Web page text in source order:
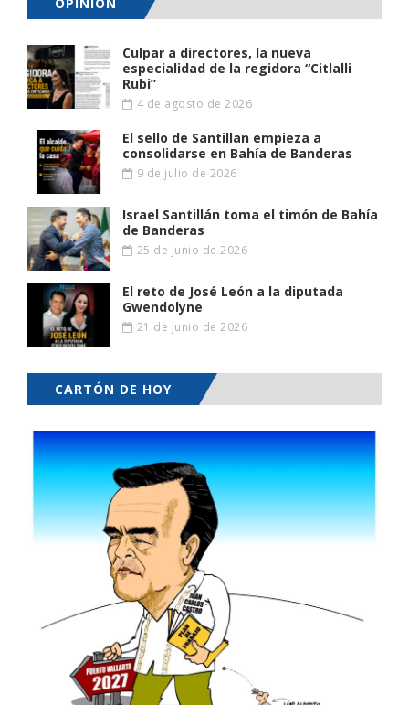
Culpar a directores, la nueva
especialidad de la regidora “Citlalli
Rubi”
4 de agosto de 2026
El sello de Santillan empieza a
consolidarse en Bahía de Banderas
9 de julio de 2026
Israel Santillán toma el timón de Bahía
de Banderas
25 de junio de 2026
El reto de José León a la diputada
Gwendolyne
21 de junio de 2026
CARTÓN DE HOY